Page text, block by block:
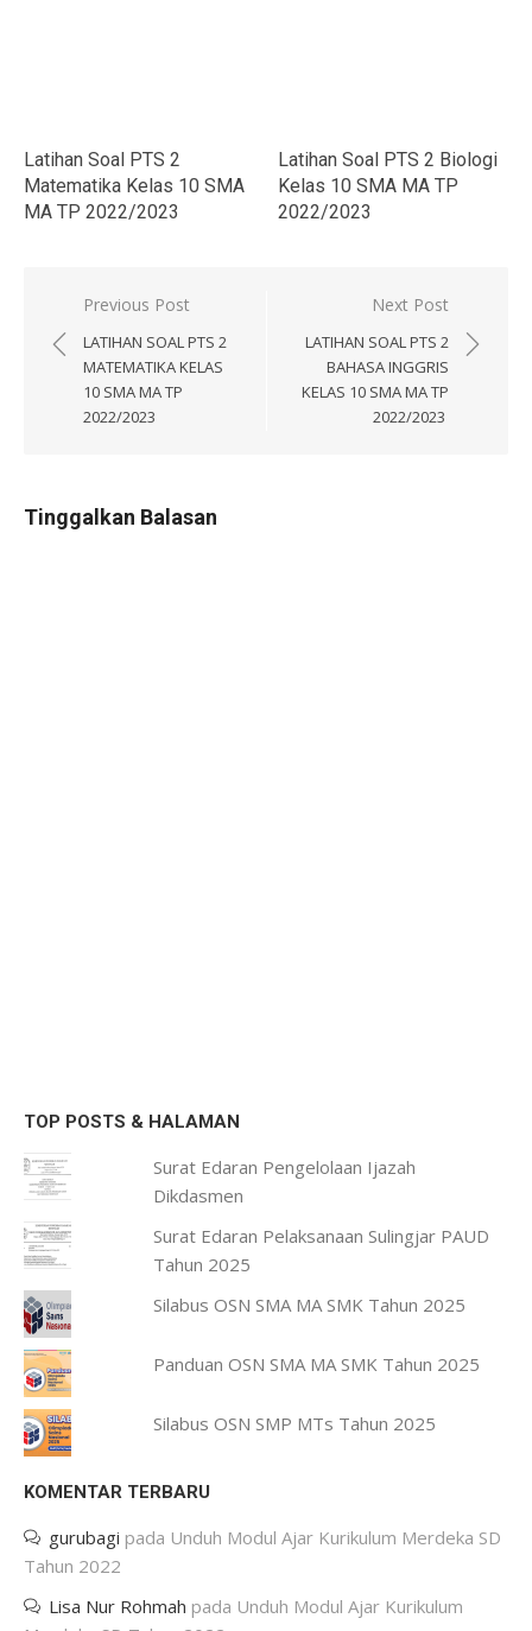
Latihan Soal PTS 2
Matematika Kelas 10 SMA
MA TP 2022/2023
Latihan Soal PTS 2 Biologi
Kelas 10 SMA MA TP
2022/2023
Navigasi
pos
Previous Post
LATIHAN SOAL PTS 2
MATEMATIKA KELAS
10 SMA MA TP
2022/2023
Next Post
LATIHAN SOAL PTS 2
BAHASA INGGRIS
KELAS 10 SMA MA TP
2022/2023
Tinggalkan Balasan
TOP POSTS & HALAMAN
Surat Edaran Pengelolaan Ijazah
Dikdasmen
Surat Edaran Pelaksanaan Sulingjar PAUD
Tahun 2025
Silabus OSN SMA MA SMK Tahun 2025
Panduan OSN SMA MA SMK Tahun 2025
Silabus OSN SMP MTs Tahun 2025
KOMENTAR TERBARU
gurubagi pada Unduh Modul Ajar Kurikulum Merdeka SD
Tahun 2022
Lisa Nur Rohmah pada Unduh Modul Ajar Kurikulum